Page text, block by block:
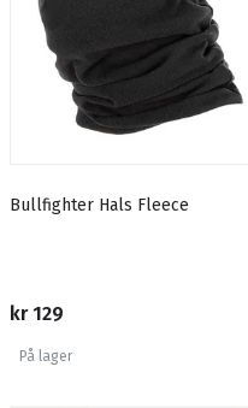
Bullfighter Hals Fleece
kr 129
På lager